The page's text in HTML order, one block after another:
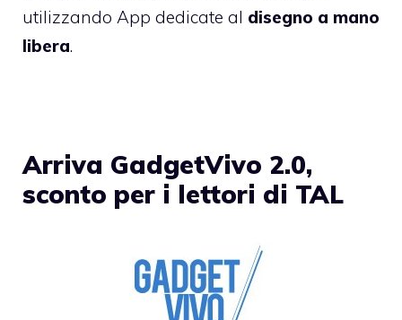
utilizzando App dedicate al disegno a mano
libera.
Arriva GadgetVivo 2.0,
sconto per i lettori di TAL